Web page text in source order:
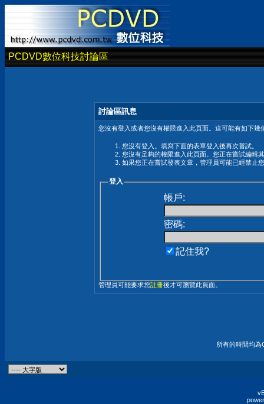
PCDVD數位科技討論區
討論區訊息
您沒有登入或者您沒有權限進入此頁面。這可能有如下幾
您沒有登入。填寫下面的表單登入後再次嘗試。
您沒有足夠的權限進入此頁面。您正在嘗試編輯
如果您正在嘗試發表文章，管理員可能已經禁止
登入
帳戶:
密碼:
記住我?
管理員可能要求您註冊後才可瀏覽此頁面。
所有的時間均為